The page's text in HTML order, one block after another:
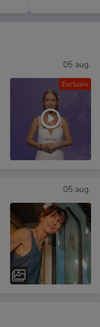
Exclusiv
05 aug.
05 aug.